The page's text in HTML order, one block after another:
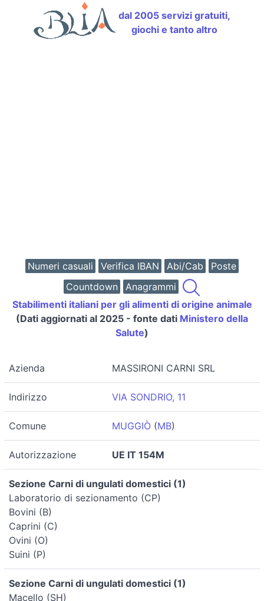
dal 2005 servizi gratuiti,
giochi e tanto altro
Numeri casuali Verifica IBAN Abi/Cab
Poste
Countdown
Anagrammi
Stabilimenti italiani per gli alimenti di origine animale
(Dati aggiornati al 2025 - fonte dati Ministero della
Salute)
Azienda MASSIRONI CARNI SRL
Indirizzo VIA SONDRIO, 11
Comune MUGGIÒ (MB)
Autorizzazione UE IT 154M
Sezione Carni di ungulati domestici (1)
Laboratorio di sezionamento (CP)
Bovini (B)
Caprini (C)
Ovini (O)
Suini (P)
Sezione Carni di ungulati domestici (1)
Macello (SH)